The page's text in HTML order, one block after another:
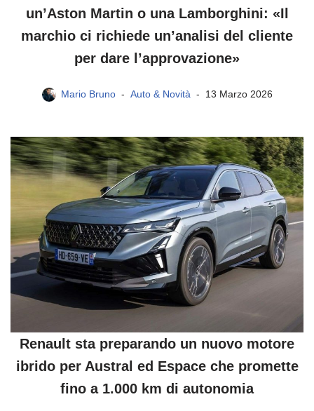
un’Aston Martin o una Lamborghini: «Il
marchio ci richiede un’analisi del cliente
per dare l’approvazione»
Mario Bruno Auto & Novità 13 Marzo 2026
Renault sta preparando un nuovo motore
ibrido per Austral ed Espace che promette
fino a 1.000 km di autonomia